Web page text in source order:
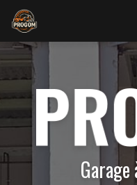
au
contenu
principal
Garage